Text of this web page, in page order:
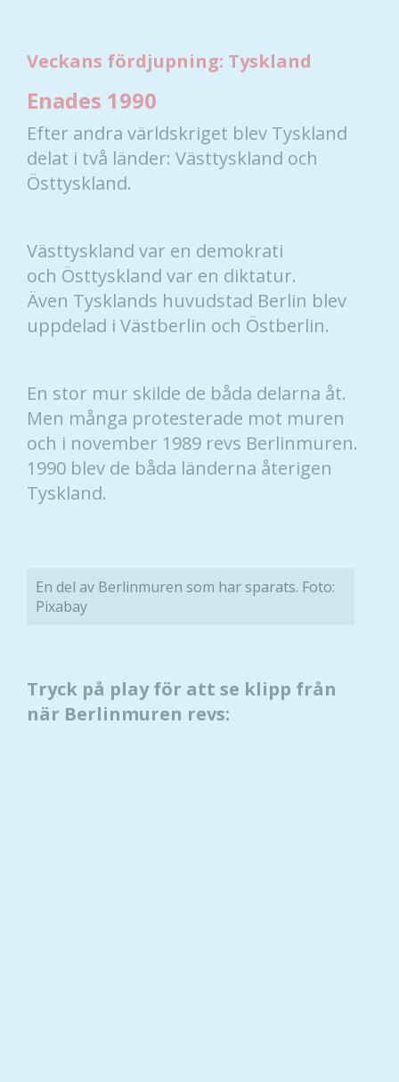
Veckans fördjupning: Tyskland
Enades 1990
Efter andra världskriget blev Tyskland
delat i två länder: Västtyskland och
Östtyskland.
Västtyskland var en demokrati
och Östtyskland var en diktatur.
Även Tysklands huvudstad Berlin blev
uppdelad i Västberlin och Östberlin.
En stor mur skilde de båda delarna åt.
Men många protesterade mot muren
och i november 1989 revs Berlinmuren.
1990 blev de båda länderna återigen
Tyskland.
En del av Berlinmuren som har sparats. Foto:
Pixabay
Tryck på play för att se klipp från
när Berlinmuren revs: